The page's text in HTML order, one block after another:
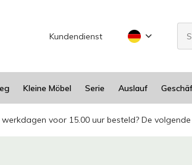
Kundendienst
Kleine Möbel Serie Auslauf
werkdagen voor 15.00 uur besteld? De